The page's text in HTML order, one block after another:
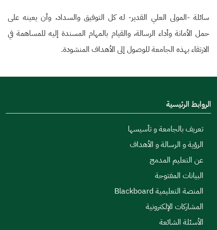
سائلة -المولى العلي القدير- له كل التوفيق والسداد، وأن يعينه على
حمل الأمانة وأداء الرسالة، والقيام بالمهام المسندة إليه للمساهمة في
الارتقاء بهذه الجامعة للوصول إلى الأهداف المنشودة.
الروابط الرئيسية
تعريف بالجامعة و تأسيسها
الرؤية و الرسالة و الأهداف
عن التعليم المدمج
البيانات المفتوحة
المنصة التعليمية Blackboard
المشاركات الإلكترونية
الأسئلة الشائعة